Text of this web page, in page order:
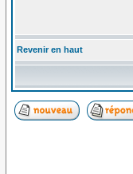
Revenir en haut